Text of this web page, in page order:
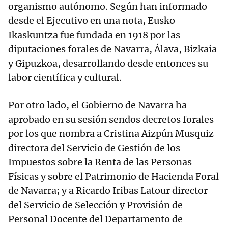
organismo autónomo. Según han informado
desde el Ejecutivo en una nota, Eusko
Ikaskuntza fue fundada en 1918 por las
diputaciones forales de Navarra, Álava, Bizkaia
y Gipuzkoa, desarrollando desde entonces su
labor científica y cultural.
Por otro lado, el Gobierno de Navarra ha
aprobado en su sesión sendos decretos forales
por los que nombra a Cristina Aizpún Musquiz
directora del Servicio de Gestión de los
Impuestos sobre la Renta de las Personas
Físicas y sobre el Patrimonio de Hacienda Foral
de Navarra; y a Ricardo Iribas Latour director
del Servicio de Selección y Provisión de
Personal Docente del Departamento de